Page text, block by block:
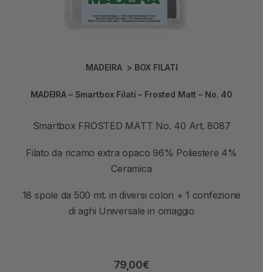
MADEIRA > BOX FILATI
MADEIRA – Smartbox Filati – Frosted Matt – No. 40
Smartbox FROSTED MATT No. 40 Art. 8087
Filato da ricamo extra opaco 96% Poliestere 4%
Ceramica
18 spole da 500 mt. in diversi colori + 1 confezione
di aghi Universale in omaggio
79,00€